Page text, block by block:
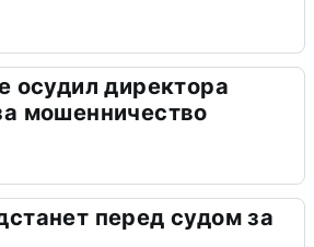
осудил директора
мошенничество
перед судом за